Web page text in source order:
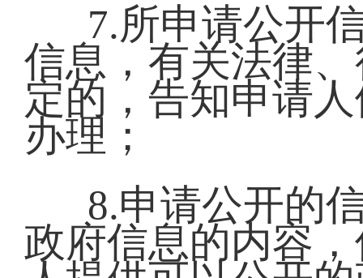
7.所申请公开
信息，有关法律
定的，告知申请
办理；
8.申请公开的
政府信息的内容